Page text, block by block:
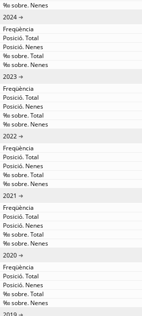
2024
2023
2022
2021
2020